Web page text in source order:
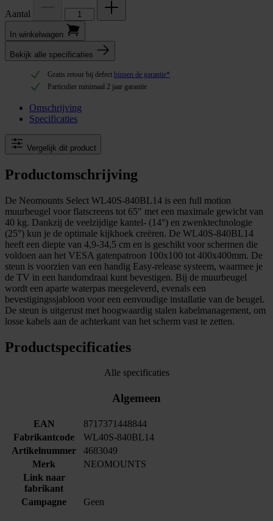
Aantal
In winkel­wagen
Bekijk alle specificaties
Gratis retour bij defect binnen de garantie*
Particulier minimaal 2 jaar garantie
Omschrijving
Specificaties
Vergelijk dit product
Productomschrijving
De Neomounts Select WL40S-840BL14 is een full motion
muurbeugel voor flatscreens tot 65" met een maximale gewicht van
40 kg. Dankzij de veelzijdige kantel- (14°) en zwenktechnologie
(25°) kun je de optimale kijkhoek creëren. De WL40S-840BL14
heeft een diepte van 4,9-34,5 cm en is geschikt voor schermen die
voldoen aan het VESA gatenpatroon 100x100 tot 400x400mm. De
steun is voorzien van een handig Easy-release systeem, waarmee je
de TV in een handomdraai kunt bevestigen. Bij de muurbeugel
wordt een aparte waterpas meegeleverd, evenals een
bevestigingssjabloon voor een eenvoudige installatie van de beugel.
De steun is uitgerust met hoogwaardig stalen kabelmanagement, om
losse kabels aan de achterkant van het scherm vast te zetten.
Productspecificaties
Alle specificaties
Algemeen
EAN
8717371448844
Fabrikantcode
WL40S-840BL14
Artikelnummer
4683049
Merk
NEOMOUNTS
Link naar
fabrikant
Campagne
Geen